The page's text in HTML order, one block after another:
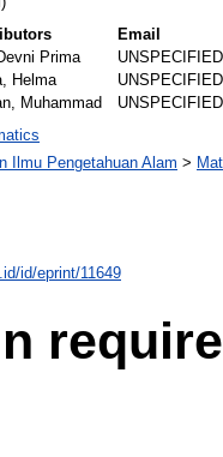
Email
Prima
UNSPECIFIED
Helma
UNSPECIFIED
Muhammad
UNSPECIFIED
Ilmu Pengetahuan Alam >
id/eprint/11649